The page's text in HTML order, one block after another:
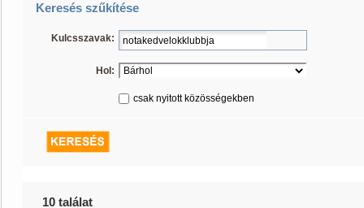
Keresés szűkítése
Kulcsszavak:
Hol:
csak nyitott közösségekben
10 találat